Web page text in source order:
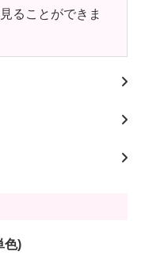
ることができま
色)